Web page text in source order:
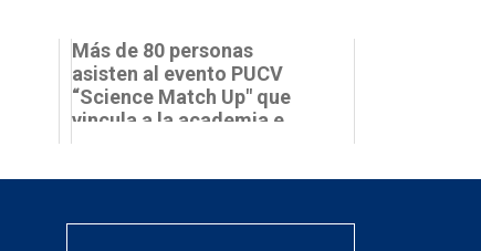
Más de 80 personas
asisten al evento PUCV
“Science Match Up" que
vincula a la academia e